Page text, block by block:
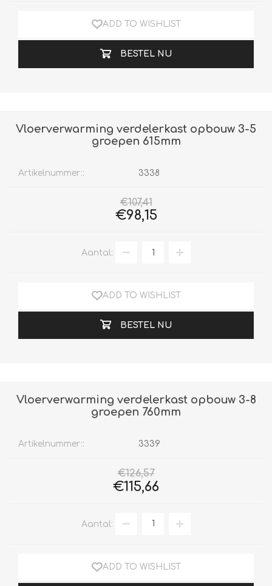
ADD TO WISHLIST
BESTEL NU
Vloerverwarming verdelerkast opbouw 3-5
groepen 615mm
Artikelnummer:: 3338
€107,41
€98,15
Aantal:
ADD TO WISHLIST
BESTEL NU
Vloerverwarming verdelerkast opbouw 3-8
groepen 760mm
Artikelnummer:: 3339
€126,57
€115,66
Aantal:
ADD TO WISHLIST